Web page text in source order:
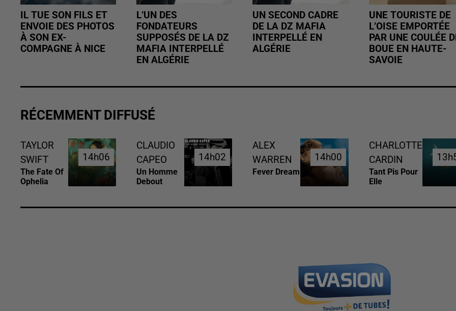
IL TUE SON FILS ET
ENVOIE DES PHOTOS
À SON EX-
COMPAGNE À NICE
L’UN DES
FONDATEURS
SUPPOSÉS DE LA DZ
MAFIA INTERPELLÉ
EN ALGÉRIE
UN SECOND CADRE
DE LA DZ MAFIA
INTERPELLÉ EN
ALGÉRIE
UNE TOURISTE DE
L’OISE EMPORTÉE
PAR UNE COULÉE
BOUE EN HAUTE-
SAVOIE
RÉCEMMENT DIFFUSÉ
TAYLOR
SWIFT
The Fate Of
Ophelia
14h06
14h06
CLAUDIO
CAPEO
Un Homme
Debout
14h02
14h02
ALEX
WARREN
Fever Dream
14h00
14h00
CHARLOTTE
CARDIN
Tant Pis Pour
Elle